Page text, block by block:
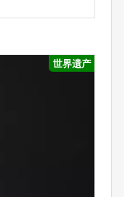
世界遗产